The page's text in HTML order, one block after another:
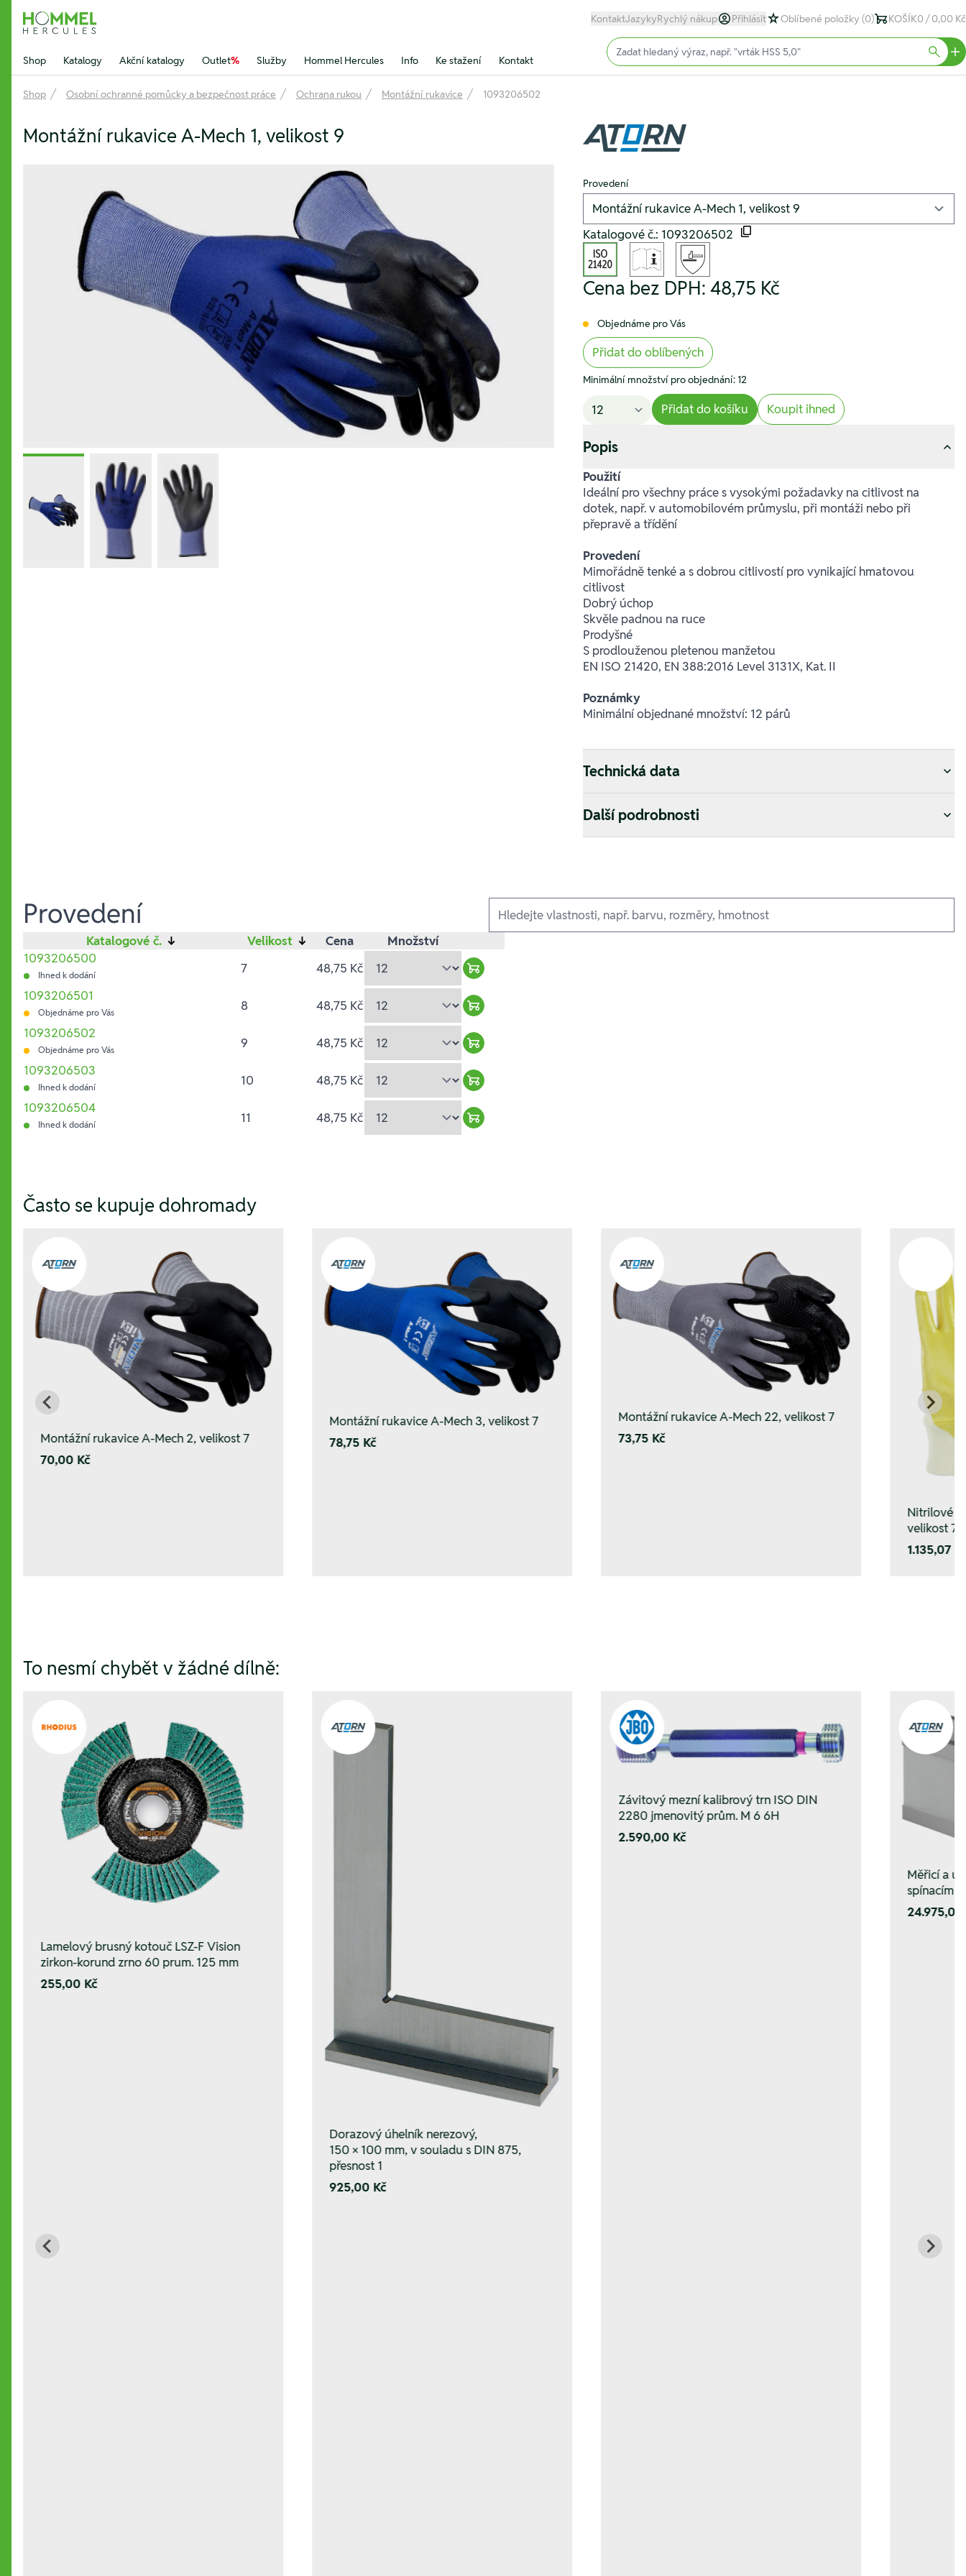
Hommel Hercules
KontaktJazykyRychlý nákup Přihlásit Oblíbené položky (0) KOŠÍK0 / 0,00 Kč
Shop Katalogy Akční katalogy Outlet% Služby Hommel Hercules Info Ke stažení Kontakt
Input (text)
Shop Osobní ochranné pomůcky a bezpečnost práce Ochrana rukou Montážní rukavice 1093206502
Montážní rukavice A-Mech 1, velikost 9
Provedení
Katalogové č.: 1093206502
Cena bez DPH:48,75 Kč
Objednáme pro Vás
Přidat do oblíbených
Minimální množství pro objednání: 12
Přidat do košíku Koupit ihned
Popis
Použití
Ideální pro všechny práce s vysokými požadavky na citlivost na
dotek, např. v automobilovém průmyslu, při montáži nebo při
přepravě a třídění
Provedení
Mimořádně tenké a s dobrou citlivostí pro vynikající hmatovou
citlivost
Dobrý úchop
Skvěle padnou na ruce
Prodyšné
S prodlouženou pletenou manžetou
EN ISO 21420, EN 388:2016 Level 3131X, Kat. II
Poznámky
Minimální objednané množství: 12 párů
Technická data
Další podrobnosti
Provedení Ausführungen
Katalogové č. ↓ Velikost ↓ Cena
Množství
1093206500
Ihned k dodání 7 48,75 Kč
Warenkorb hinzufügen
1093206501
Objednáme pro Vás 8 48,75 Kč
Warenkorb hinzufügen
1093206502
Objednáme pro Vás 9 48,75 Kč
Warenkorb hinzufügen
1093206503
Ihned k dodání 10 48,75 Kč
Warenkorb hinzufügen
1093206504
Ihned k dodání 11 48,75 Kč
Warenkorb hinzufügen
Často se kupuje dohromady
Montážní rukavice A-Mech 2, velikost 7
70,00 Kč
Montážní rukavice A-Mech 3, velikost 7
78,75 Kč
Montážní rukavice A-Mech 22, velikost 7
73,75 Kč
Nitrilové
velikost 7
1.135,07
To nesmí chybět v žádné dílně:
Lamelový brusný kotouč LSZ-F Vision
zirkon-korund zrno 60 prum. 125 mm
255,00 Kč
Dorazový úhelník nerezový,
150 × 100 mm, v souladu s DIN 875,
přesnost 1
925,00 Kč
Závitový mezní kalibrový trn ISO DIN
2280 jmenovitý prům. M 6 6H
2.590,00 Kč
Měřicí a
spínacím
24.975,00